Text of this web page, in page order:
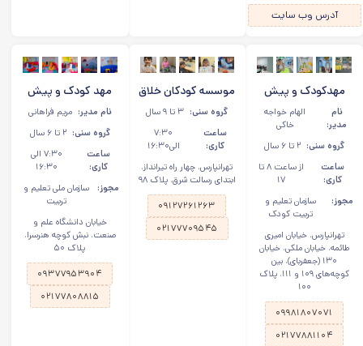
آدرس وب سایت
مهدکودک و پیش
دبستان دوزبانه نیلند
در تهرانپارس
نام
مدیر:
الهام خواجه
خاکی
گروه سنی: ۲ تا ۶ سال
ساعت
کاری:
از ساعت ۸ تا
۱۷
مجوز:
سازمان تعلیم و
تربیت کودک
تهرانپارس، خیابان امیری
طائمه، خیابان ملکی، خیابان
۱۳۰ (جعفربای)، بین
کوچه‌های ۱۰۹ و ۱۱۱، پلاک
۱۰۰
۰۹۹۸۱۸۰۷۰۷۱
۰۲۱۷۷۸۸۱۱۰۴
موسسه کودکان خلاق
در تهرانپارس
گروه سنی: ۳ تا ۹ سال
ساعت
کاری:
۷:۳۰
الی۱۶:۳۰
تهرانپارس، چهار راه تیرانداز،
ابتدای رسالت شرق، پلاک ۹۸
۰۹۱۲۷۲۶۱۲۶۳
۰۲۱۷۷۷۰۹۵۴۵
مهد کودک و پیش
دبستانی مانا
نام مدیر: مریم فراهانی
گروه سنی: ۲ تا ۶ سال
ساعت
کاری:
۷:۳۰ الی
۱۶:۳۰
مجوز:
سازمان ملی تعلیم و
تربیت
خیابان دانشگاه علم و
صنعت، نبش کوچه هنرسرا،
پلاک ۵۰
۰۹۳۷۷۹۵۳۹۰۴
۰۲۱۷۷۸۰۸۸۱۵